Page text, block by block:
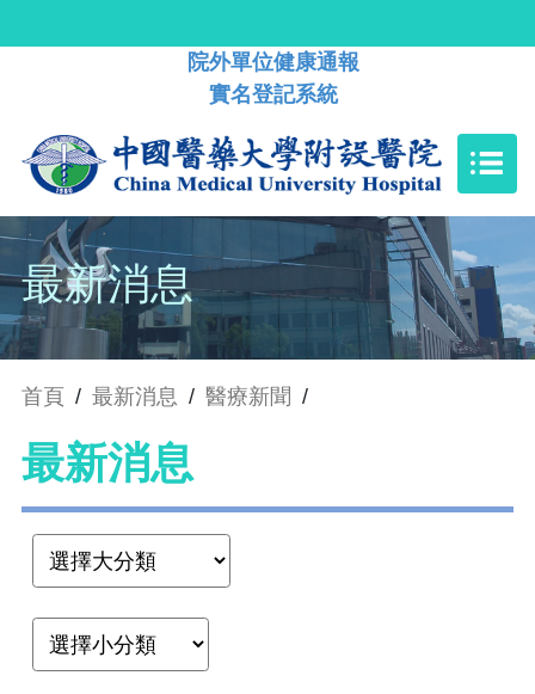
院外單位健康通報
實名登記系統
最新消息
首頁 / 最新消息 / 醫療新聞 /
最新消息